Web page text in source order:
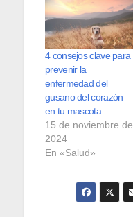
4 consejos clave para
prevenir la
enfermedad del
gusano del corazón
en tu mascota
15 de noviembre de
2024
En «Salud»